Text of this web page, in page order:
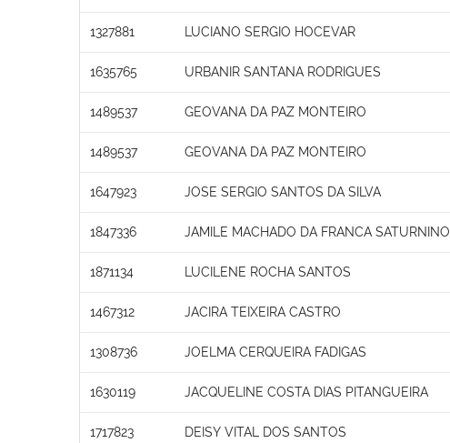
1327881 LUCIANO SERGIO HOCEVAR
1635765 URBANIR SANTANA RODRIGUES
1489537 GEOVANA DA PAZ MONTEIRO
1489537 GEOVANA DA PAZ MONTEIRO
1647923 JOSE SERGIO SANTOS DA SILVA
1847336 JAMILE MACHADO DA FRANCA SATURNINO
1871134 LUCILENE ROCHA SANTOS
1467312 JACIRA TEIXEIRA CASTRO
1308736 JOELMA CERQUEIRA FADIGAS
1630119 JACQUELINE COSTA DIAS PITANGUEIRA
1717823 DEISY VITAL DOS SANTOS